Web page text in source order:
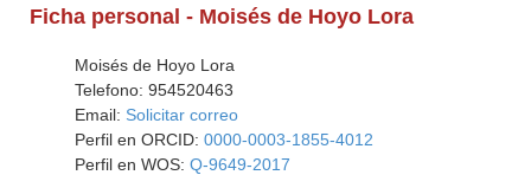
Ficha personal - Moisés de Hoyo Lora
Moisés de Hoyo Lora
Telefono: 954520463
Email: Solicitar correo
Perfil en ORCID: 0000-0003-1855-4012
Perfil en WOS: Q-9649-2017